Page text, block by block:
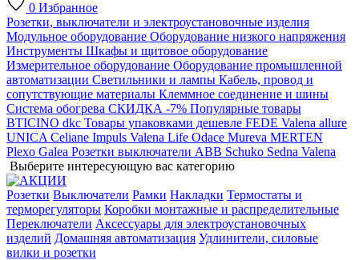
0 Избранное
Розетки, выключатели и электроустановочные изделия
Модульное оборудование Оборудование низкого напряжения
Инструменты Шкафы и щитовое оборудование
Измерительное оборудование Оборудование промышленной
автоматизации Светильники и лампы Кабель, провод и
сопутствующие материалы Клеммное соединение и шины
Система обогрева СКИДКА -7% Популярные товары
BTICINO dkc Товары упаковками дешевле FEDE Valena allure
UNICA Celiane Impuls Valena Life Odace Mureva MERTEN
Plexo Galea Розетки выключатели ABB Schuko Sedna Valena
Выберите интересующую вас категорию
Розетки Выключатели Рамки Накладки Термостаты и
терморегуляторы Коробки монтажные и распределительные
Переключатели Аксессуары для электроустановочных
изделий Домашняя автоматизация Удлинители, силовые
вилки и розетки